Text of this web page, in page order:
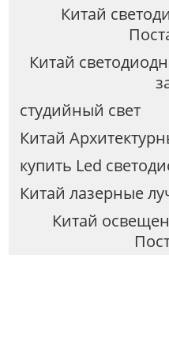
Китай
Китай
студийный свет
Китай
купить Led
Китай лазерные
Китай